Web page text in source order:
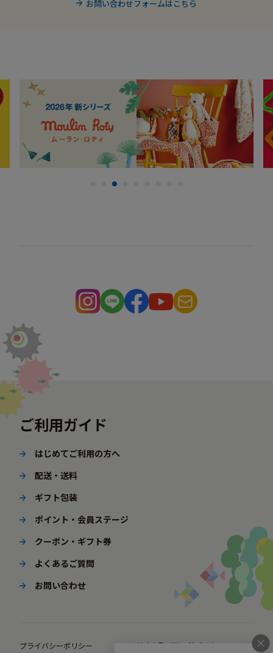
お問い合わせフォームはこちら
ご利用ガイド
はじめてご利用の方へ
配送・送料
ギフト包装
ポイント・会員ステージ
クーポン・ギフト券
よくあるご質問
お問い合わせ
プライバシーポリシー 特定商取引法に基づく表示